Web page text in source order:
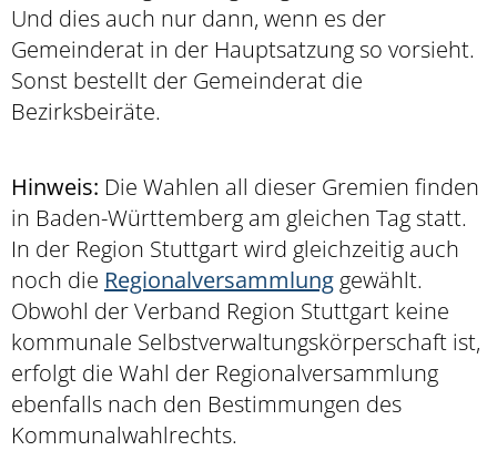
Und dies auch nur dann, wenn es der
Gemeinderat in der Hauptsatzung so vorsieht.
Sonst bestellt der Gemeinderat die
Bezirksbeiräte.
Hinweis: Die Wahlen all dieser Gremien finden
in Baden-Württemberg am gleichen Tag statt.
In der Region Stuttgart wird gleichzeitig auch
noch die Regionalversammlung gewählt.
Obwohl der Verband Region Stuttgart keine
kommunale Selbstverwaltungskörperschaft ist,
erfolgt die Wahl der Regionalversammlung
ebenfalls nach den Bestimmungen des
Kommunalwahlrechts.